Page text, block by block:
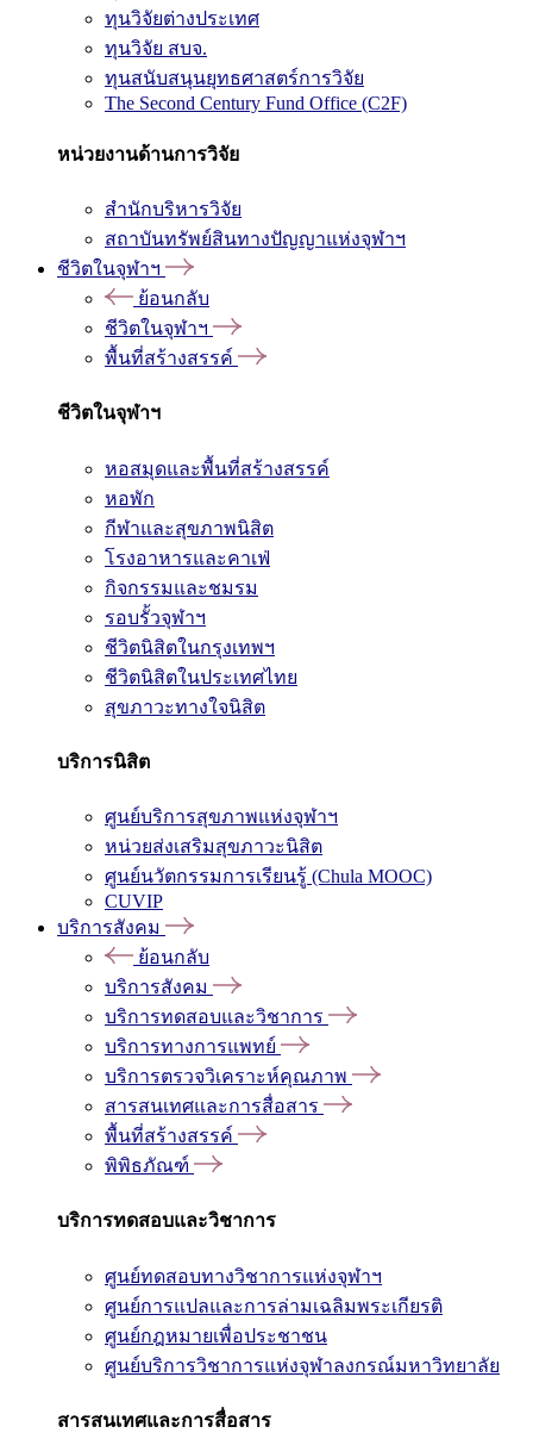
ทุนวิจัยต่างประเทศ
ทุนวิจัย สบจ.
ทุนสนับสนุนยุทธศาสตร์การวิจัย
The Second Century Fund Office (C2F)
หน่วยงานด้านการวิจัย
สำนักบริหารวิจัย
สถาบันทรัพย์สินทางปัญญาแห่งจุฬาฯ
ชีวิตในจุฬาฯ
ย้อนกลับ
ชีวิตในจุฬาฯ
พื้นที่สร้างสรรค์
ชีวิตในจุฬาฯ
หอสมุดและพื้นที่สร้างสรรค์
หอพัก
กีฬาและสุขภาพนิสิต
โรงอาหารและคาเฟ่
กิจกรรมและชมรม
รอบรั้วจุฬาฯ
ชีวิตนิสิตในกรุงเทพฯ
ชีวิตนิสิตในประเทศไทย
สุขภาวะทางใจนิสิต
บริการนิสิต
ศูนย์บริการสุขภาพแห่งจุฬาฯ
หน่วยส่งเสริมสุขภาวะนิสิต
ศูนย์นวัตกรรมการเรียนรู้ (Chula MOOC)
CUVIP
บริการสังคม
ย้อนกลับ
บริการสังคม
บริการทดสอบและวิชาการ
บริการทางการแพทย์
บริการตรวจวิเคราะห์คุณภาพ
สารสนเทศและการสื่อสาร
พื้นที่สร้างสรรค์
พิพิธภัณฑ์
บริการทดสอบและวิชาการ
ศูนย์ทดสอบทางวิชาการแห่งจุฬาฯ
ศูนย์การแปลและการล่ามเฉลิมพระเกียรติ
ศูนย์กฎหมายเพื่อประชาชน
ศูนย์บริการวิชาการแห่งจุฬาลงกรณ์มหาวิทยาลัย
สารสนเทศและการสื่อสาร